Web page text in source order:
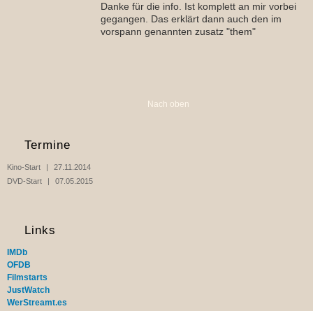
Danke für die info. Ist komplett an mir vorbei
gegangen. Das erklärt dann auch den im
vorspann genannten zusatz "them"
Nach oben
Termine
Kino-Start
27.11.2014
DVD-Start
07.05.2015
Links
IMDb
OFDB
Filmstarts
JustWatch
WerStreamt.es